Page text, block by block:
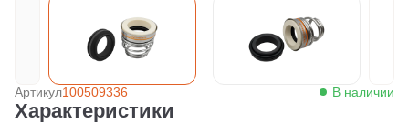
Артикул100509336 В наличии
Характеристики